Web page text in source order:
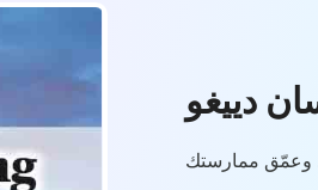
دييغو
وعمّق ممارستك